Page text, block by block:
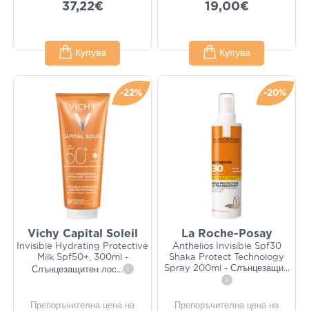
37,22€
Купува
19,00€
Купува
-22%
Vichy Capital Soleil
Invisible Hydrating Protective
Milk Spf50+, 300ml -
Слънцезащитен лос... i
Препоръчителна цена на
-20%
La Roche-Posay
Anthelios Invisible Spf30
Shaka Protect Technology
Spray 200ml - Слънцезащи...
i
Препоръчителна цена на